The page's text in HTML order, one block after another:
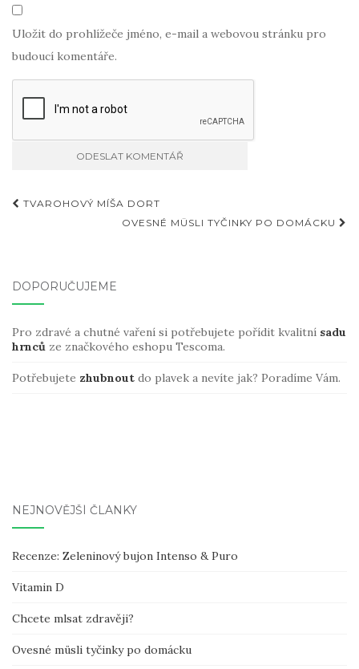
Uložit do prohlížeče jméno, e-mail a webovou stránku pro
budoucí komentáře.
Příspěvky
TVAROHOVÝ MÍŠA DORT
OVESNÉ MÜSLI TYČINKY PO DOMÁCKU
DOPORUČUJEME
Pro zdravé a chutné vaření si potřebujete pořídit kvalitní sadu
hrnců ze značkového eshopu Tescoma.
Potřebujete zhubnout do plavek a nevíte jak? Poradíme Vám.
NEJNOVĚJŠÍ ČLÁNKY
Recenze: Zeleninový bujon Intenso & Puro
Vitamin D
Chcete mlsat zdravěji?
Ovesné müsli tyčinky po domácku